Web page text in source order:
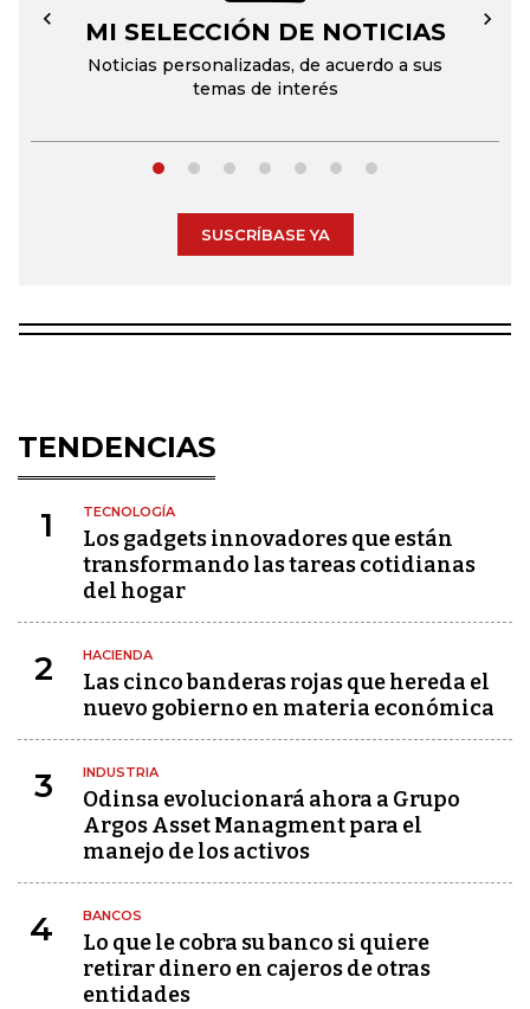
MI SELECCIÓN DE NOTICIAS
Noticias personalizadas, de acuerdo a sus
temas de interés
← →
SUSCRÍBASE YA
TENDENCIAS
1 TECNOLOGÍA
Los gadgets innovadores que están
transformando las tareas cotidianas
del hogar
2 HACIENDA
Las cinco banderas rojas que hereda el
nuevo gobierno en materia económica
3 INDUSTRIA
Odinsa evolucionará ahora a Grupo
Argos Asset Managment para el
manejo de los activos
4 BANCOS
Lo que le cobra su banco si quiere
retirar dinero en cajeros de otras
entidades